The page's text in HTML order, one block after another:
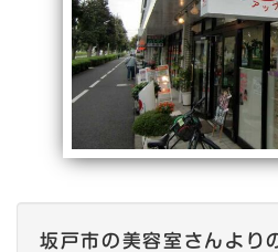
坂戸市の美容室さんより